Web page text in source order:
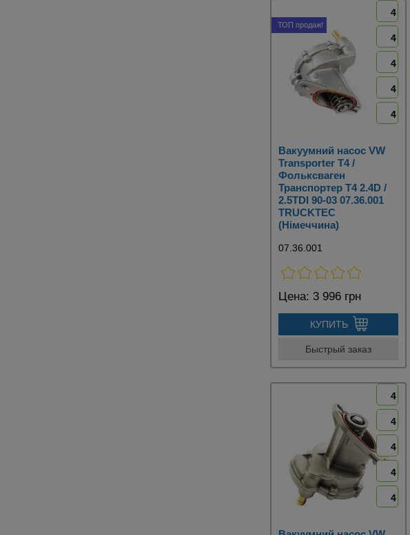
ТОП продаж!
4
4
4
4
4
Вакуумний насос VW
Transporter T4 /
Фольксваген
Транспортер Т4 2.4D /
2.5TDI 90-03 07.36.001
TRUCKTEC
(Німеччина)
07.36.001
Цена: 3 996 грн
КУПИТЬ
Быстрый заказ
4
4
4
4
4